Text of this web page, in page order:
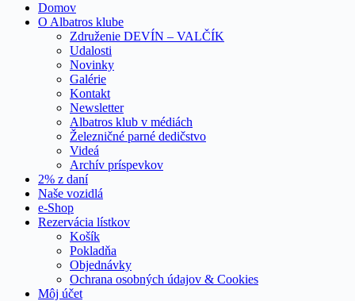
Domov
O Albatros klube
Združenie DEVÍN – VALČÍK
Udalosti
Novinky
Galérie
Kontakt
Newsletter
Albatros klub v médiách
Železničné parné dedičstvo
Videá
Archív príspevkov
2% z daní
Naše vozidlá
e-Shop
Rezervácia lístkov
Košík
Pokladňa
Objednávky
Ochrana osobných údajov & Cookies
Môj účet